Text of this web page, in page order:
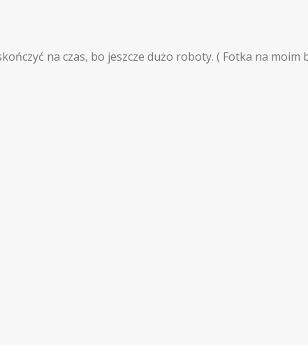
na czas, bo jeszcze dużo roboty. ( Fotka na moim